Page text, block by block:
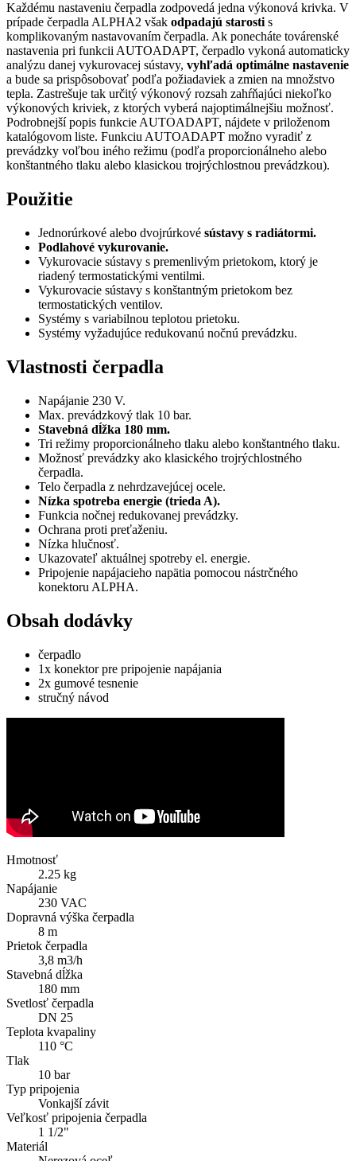
Každému nastaveniu čerpadla zodpovedá jedna výkonová krivka. V
prípade čerpadla ALPHA2 však odpadajú starosti s
komplikovaným nastavovaním čerpadla. Ak ponecháte továrenské
nastavenia pri funkcii AUTOADAPT, čerpadlo vykoná automaticky
analýzu danej vykurovacej sústavy, vyhľadá optimálne nastavenie
a bude sa prispôsobovať podľa požiadaviek a zmien na množstvo
tepla. Zastrešuje tak určitý výkonový rozsah zahŕňajúci niekoľko
výkonových kriviek, z ktorých vyberá najoptimálnejšiu možnosť.
Podrobnejší popis funkcie AUTOADAPT, nájdete v priloženom
katalógovom liste. Funkciu AUTOADAPT možno vyradiť z
prevádzky voľbou iného režimu (podľa proporcionálneho alebo
konštantného tlaku alebo klasickou trojrýchlostnou prevádzkou).
Použitie
Jednorúrkové alebo dvojrúrkové sústavy s radiátormi.
Podlahové vykurovanie.
Vykurovacie sústavy s premenlivým prietokom, ktorý je
riadený termostatickými ventilmi.
Vykurovacie sústavy s konštantným prietokom bez
termostatických ventilov.
Systémy s variabilnou teplotou prietoku.
Systémy vyžadujúce redukovanú nočnú prevádzku.
Vlastnosti čerpadla
Napájanie 230 V.
Max. prevádzkový tlak 10 bar.
Stavebná dĺžka 180 mm.
Tri režimy proporcionálneho tlaku alebo konštantného tlaku.
Možnosť prevádzky ako klasického trojrýchlostného
čerpadla.
Telo čerpadla z nehrdzavejúcej ocele.
Nízka spotreba energie (trieda A).
Funkcia nočnej redukovanej prevádzky.
Ochrana proti preťaženiu.
Nízka hlučnosť.
Ukazovateľ aktuálnej spotreby el. energie.
Pripojenie napájacieho napätia pomocou nástrčného
konektoru ALPHA.
Obsah dodávky
čerpadlo
1x konektor pre pripojenie napájania
2x gumové tesnenie
stručný návod
Hmotnosť
2.25 kg
Napájanie
230 VAC
Dopravná výška čerpadla
8 m
Prietok čerpadla
3,8 m3/h
Stavebná dĺžka
180 mm
Svetlosť čerpadla
DN 25
Teplota kvapaliny
110 °C
Tlak
10 bar
Typ pripojenia
Vonkajší závit
Veľkosť pripojenia čerpadla
1 1/2"
Materiál